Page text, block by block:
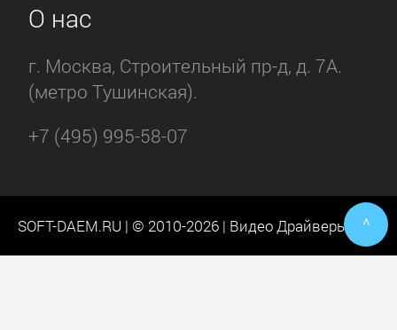
О нас
г. Москва, Строительный пр-д, д. 7А.
(метро Тушинская).
+7 (495) 995-58-07
SOFT-DAEM.RU | © 2010-2026 | Видео Драйверы ^